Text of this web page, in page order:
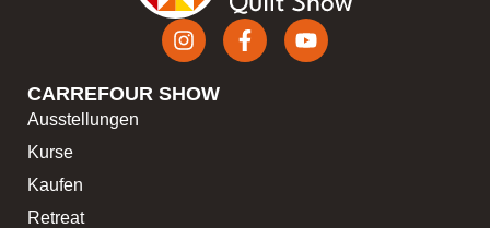
CARREFOUR SHOW
Ausstellungen
Kurse
Kaufen
Retreat